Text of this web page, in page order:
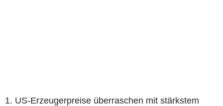
1. US-Erzeugerpreise überraschen mit stärkstem